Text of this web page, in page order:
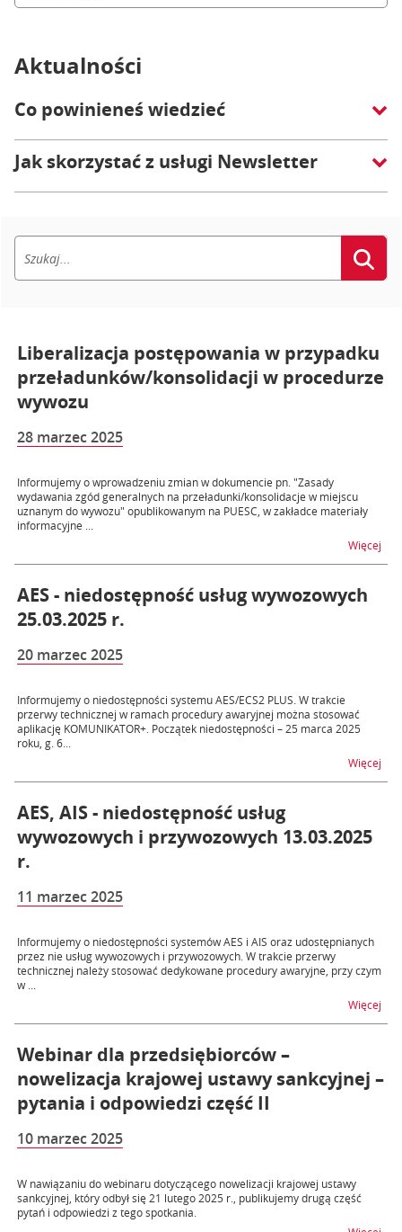
Aktualności
Co powinieneś wiedzieć
Jak skorzystać z usługi Newsletter
Liberalizacja postępowania w przypadku
przeładunków/konsolidacji w procedurze
wywozu
28 marzec 2025
Informujemy o wprowadzeniu zmian w dokumencie pn. "Zasady
wydawania zgód generalnych na przeładunki/konsolidacje w miejscu
uznanym do wywozu" opublikowanym na PUESC, w zakładce materiały
informacyjne ...
Więcej
AES - niedostępność usług wywozowych
25.03.2025 r.
20 marzec 2025
Informujemy o niedostępności systemu AES/ECS2 PLUS. W trakcie
przerwy technicznej w ramach procedury awaryjnej można stosować
aplikację KOMUNIKATOR+. Początek niedostępności – 25 marca 2025
roku, g. 6...
Więcej
AES, AIS - niedostępność usług
wywozowych i przywozowych 13.03.2025
r.
11 marzec 2025
Informujemy o niedostępności systemów AES i AIS oraz udostępnianych
przez nie usług wywozowych i przywozowych. W trakcie przerwy
technicznej należy stosować dedykowane procedury awaryjne, przy czym
w ...
Więcej
Webinar dla przedsiębiorców –
nowelizacja krajowej ustawy sankcyjnej –
pytania i odpowiedzi część II
10 marzec 2025
W nawiązaniu do webinaru dotyczącego nowelizacji krajowej ustawy
sankcyjnej, który odbył się 21 lutego 2025 r., publikujemy drugą część
pytań i odpowiedzi z tego spotkania.